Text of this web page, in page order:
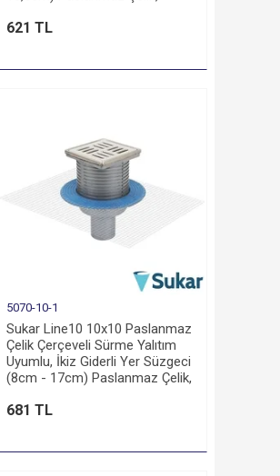
621 TL
5070-10-1
Sukar Line10 10x10 Paslanmaz
Çelik Çerçeveli Sürme Yalıtım
Uyumlu, İkiz Giderli Yer Süzgeci
(8cm - 17cm) Paslanmaz Çelik,
681 TL